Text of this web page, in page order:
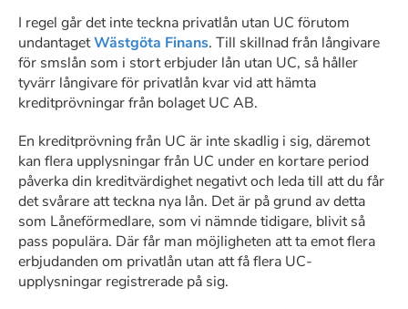
I regel går det inte teckna privatlån utan UC förutom
undantagetWästgöta Finans. Till skillnad från långivare
för smslån som i stort erbjuder lån utan UC, så håller
tyvärr långivare för privatlån kvar vid att hämta
kreditprövningar från bolaget UC AB.
En kreditprövning från UC är inte skadlig i sig, däremot
kan flera upplysningar från UC under en kortare period
påverka din kreditvärdighet negativt och leda till att du får
det svårare att teckna nya lån. Det är på grund av detta
som Låneförmedlare, som vi nämnde tidigare, blivit så
pass populära. Där får man möjligheten att ta emot flera
erbjudanden om privatlån utan att få flera UC-
upplysningar registrerade på sig.